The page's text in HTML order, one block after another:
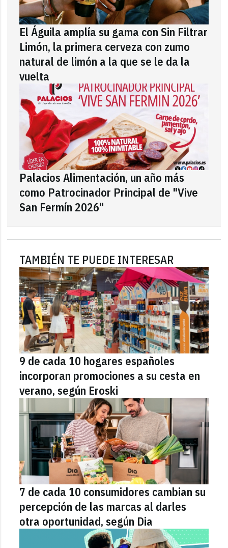
El Águila amplía su gama con Sin Filtrar
Limón, la primera cerveza con zumo
natural de limón a la que se le da la
vuelta
Palacios Alimentación, un año más
como Patrocinador Principal de "Vive
San Fermín 2026"
TAMBIÉN TE PUEDE INTERESAR
9 de cada 10 hogares españoles
incorporan promociones a su cesta en
verano, según Eroski
7 de cada 10 consumidores cambian su
percepción de las marcas al darles
otra oportunidad, según Dia